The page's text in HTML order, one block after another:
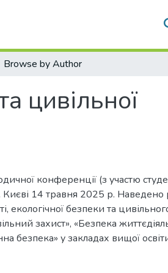
Browse by Author
цивільної
конференції (з участю
14 травня 2025 р. Наведено
безпеки та
захист», «Безпека
безпека» у закладах вищої